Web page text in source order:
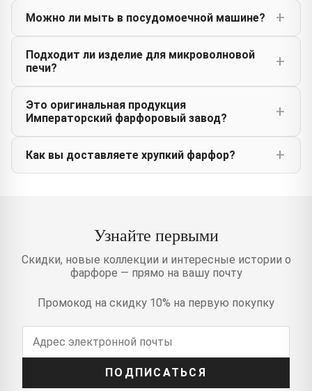
Можно ли мыть в посудомоечной машине?
Подходит ли изделие для микроволновой
печи?
Это оригинальная продукция
Императорский фарфоровый завод?
Как вы доставляете хрупкий фарфор?
Узнайте первыми
Скидки, новые коллекции и интересные истории о
фарфоре — прямо на вашу почту
Промокод на скидку 10% на первую покупку
ПОДПИСАТЬСЯ